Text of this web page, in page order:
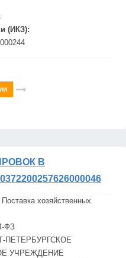
(ИКЗ):
В
Поставка хозяйственных
ФЗ
ПЕТЕРБУРГСКОЕ
УЧРЕЖДЕНИЕ